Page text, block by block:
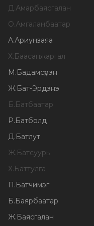
Д.Амарбаясгалан
О.Амгаланбаатар
А.Ариунзаяа
Х.Баасанжаргал
М.Бадамсүрэн
Ж.Бат-Эрдэнэ
Б.Батбаатар
Р.Батболд
Д.Батлут
Ж.Батсуурь
Х.Баттулга
П.Батчимэг
Б.Баярбаатар
Ж.Баясгалан